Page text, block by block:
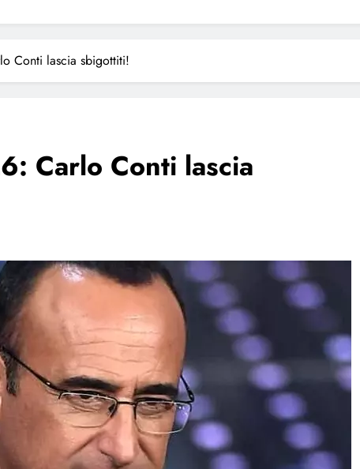
Conti lascia sbigottiti!
Carlo Conti lascia